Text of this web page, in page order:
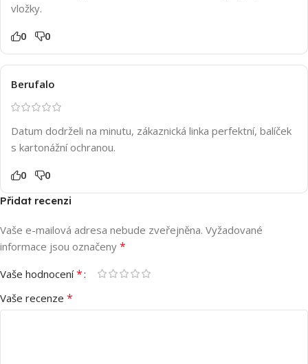
vložky.
0 0
Berufalo
Datum dodrželi na minutu, zákaznická linka perfektní, balíček
s kartonážní ochranou.
0 0
Přidat recenzi
Vaše e-mailová adresa nebude zveřejněna. Vyžadované
informace jsou označeny *
Vaše hodnocení*
Vaše recenze *